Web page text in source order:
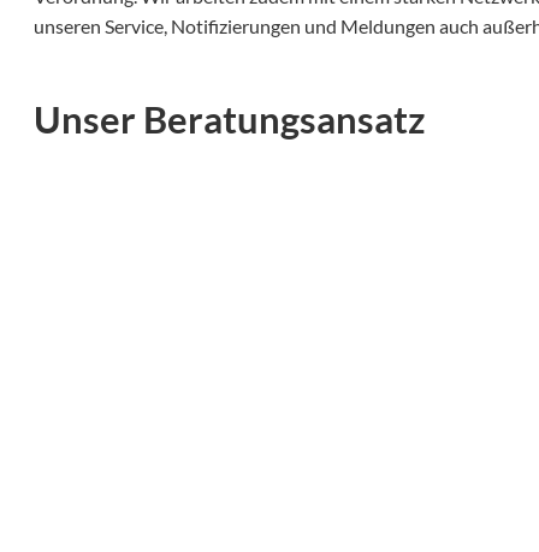
unseren Service, Notifizierungen und Meldungen auch
Unser Beratungsansatz